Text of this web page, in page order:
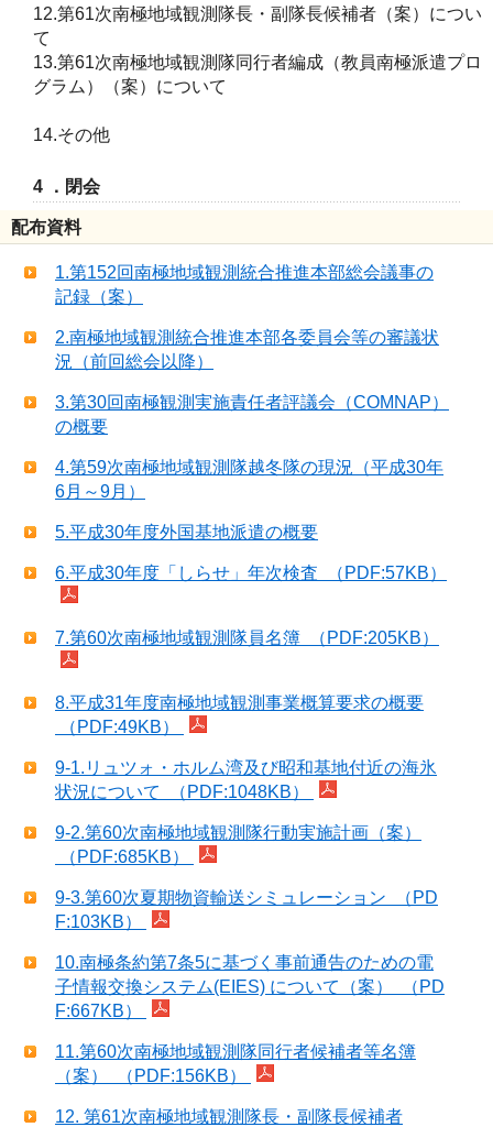
12.第61次南極地域観測隊長・副隊長候補者（案）につい
て
13.第61次南極地域観測隊同行者編成（教員南極派遣プロ
グラム）（案）について
14.その他
4 ．閉会
配布資料
1.第152回南極地域観測統合推進本部総会議事の
記録（案）
2.南極地域観測統合推進本部各委員会等の審議状
況（前回総会以降）
3.第30回南極観測実施責任者評議会（COMNAP）
の概要
4.第59次南極地域観測隊越冬隊の現況（平成30年
6月～9月）
5.平成30年度外国基地派遣の概要
6.平成30年度「しらせ」年次検査 （PDF:57KB）
7.第60次南極地域観測隊員名簿 （PDF:205KB）
8.平成31年度南極地域観測事業概算要求の概要
（PDF:49KB）
9-1.リュツォ・ホルム湾及び昭和基地付近の海氷
状況について （PDF:1048KB）
9-2.第60次南極地域観測隊行動実施計画（案）
（PDF:685KB）
9-3.第60次夏期物資輸送シミュレーション （PD
F:103KB）
10.南極条約第7条5に基づく事前通告のための電
子情報交換システム(EIES) について（案） （PD
F:667KB）
11.第60次南極地域観測隊同行者候補者等名簿
（案） （PDF:156KB）
12. 第61次南極地域観測隊長・副隊長候補者